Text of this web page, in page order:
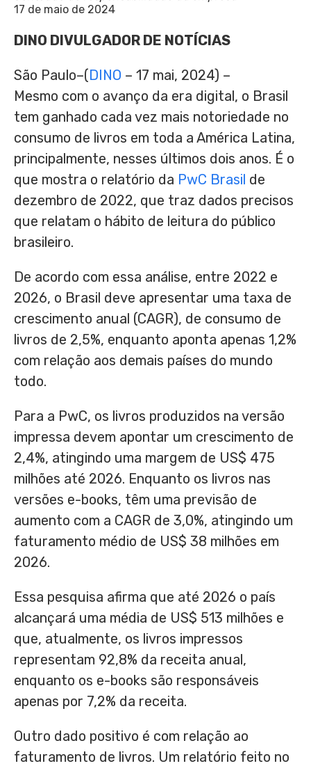
17 de maio de 2024
DINO DIVULGADOR DE NOTÍCIAS
São Paulo–(DINO – 17 mai, 2024) –
Mesmo com o avanço da era digital, o Brasil
tem ganhado cada vez mais notoriedade no
consumo de livros em toda a América Latina,
principalmente, nesses últimos dois anos. É o
que mostra o relatório da PwC Brasil de
dezembro de 2022, que traz dados precisos
que relatam o hábito de leitura do público
brasileiro.
De acordo com essa análise, entre 2022 e
2026, o Brasil deve apresentar uma taxa de
crescimento anual (CAGR), de consumo de
livros de 2,5%, enquanto aponta apenas 1,2%
com relação aos demais países do mundo
todo.
Para a PwC, os livros produzidos na versão
impressa devem apontar um crescimento de
2,4%, atingindo uma margem de US$ 475
milhões até 2026. Enquanto os livros nas
versões e-books, têm uma previsão de
aumento com a CAGR de 3,0%, atingindo um
faturamento médio de US$ 38 milhões em
2026.
Essa pesquisa afirma que até 2026 o país
alcançará uma média de US$ 513 milhões e
que, atualmente, os livros impressos
representam 92,8% da receita anual,
enquanto os e-books são responsáveis
apenas por 7,2% da receita.
Outro dado positivo é com relação ao
faturamento de livros. Um relatório feito no